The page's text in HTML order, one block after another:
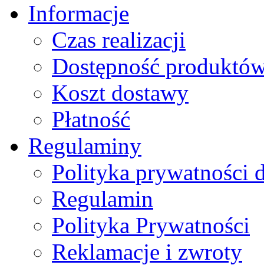
Informacje
Czas realizacji
Dostępność
Koszt dostawy
Płatność
Regulaminy
Polityka prywatności
Regulamin
Polityka Prywatności
Reklamacje i zwroty